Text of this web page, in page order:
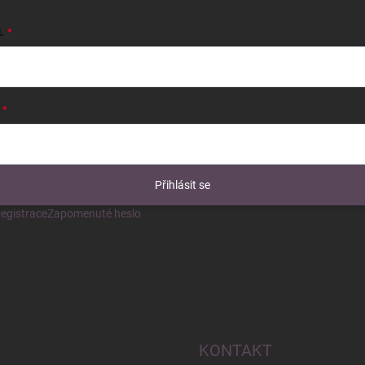
Přihlásit se
Zapomenuté heslo
KONTAKT